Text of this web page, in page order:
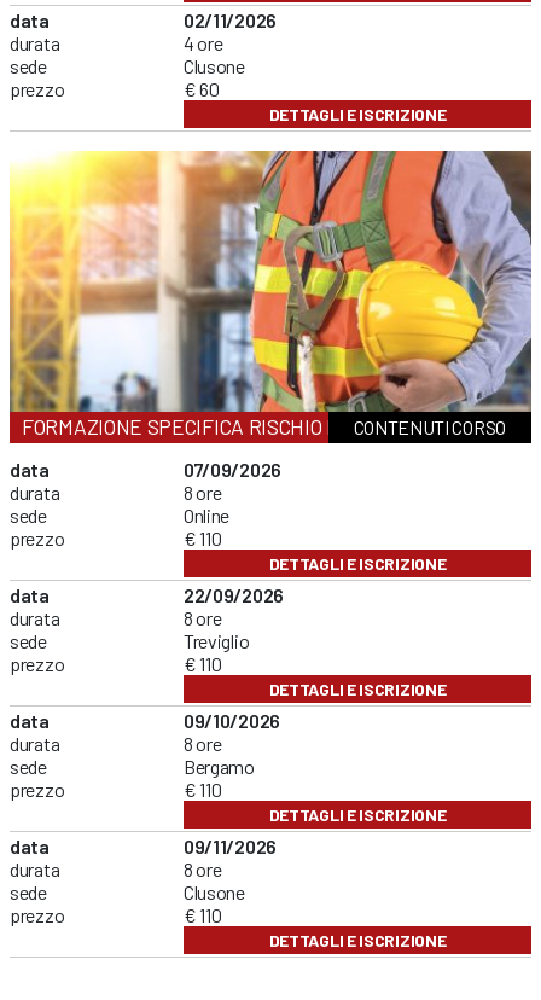
data
durata
sede
prezzo
02/11/2026
4 ore
Clusone
€ 60
DETTAGLI E ISCRIZIONE
FORMAZIONE SPECIFICA RISCHIO MEDIOCONTENUTI CORSO
data
durata
sede
prezzo
07/09/2026
8 ore
Online
€ 110
DETTAGLI E ISCRIZIONE
data
durata
sede
prezzo
22/09/2026
8 ore
Treviglio
€ 110
DETTAGLI E ISCRIZIONE
data
durata
sede
prezzo
09/10/2026
8 ore
Bergamo
€ 110
DETTAGLI E ISCRIZIONE
data
durata
sede
prezzo
09/11/2026
8 ore
Clusone
€ 110
DETTAGLI E ISCRIZIONE